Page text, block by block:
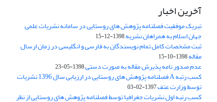
آخرین اخبار
تبریک موفقیت فصلنامه پژوهش های روستایی در سامانه نشریات علمی
جهان اسلام به همراهان نشریه1398-12-15
ثبت مشخصات کامل تمام نویسندگان به فارسی و انگلیسی در زمان ارسال
مقاله1398-10-15
عدم صدور نامه پذیرش مقاله به صورت دستی1398-05-23
کسب رتبه A فصلنامه پژوهش های روستایی در ارزیابی سال 1396 نشریات
توسط وزارت عتف1397-02-03
کسب رتبه اول نشریات جغرافیا توسط فصلنامه پژوهش های روستایی از نظر